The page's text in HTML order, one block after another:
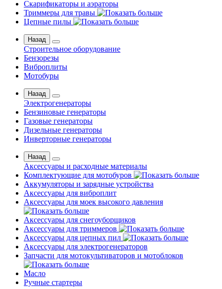
Скарификаторы и аэраторы
Триммеры для травы
Цепные пилы
Назад
Строительное оборудование
Бензорезы
Виброплиты
Мотобуры
Назад
Электрогенераторы
Бензиновые генераторы
Газовые генераторы
Дизельные генераторы
Инверторные генераторы
Назад
Аксессуары и расходные материалы
Комплектующие для мотобуров
Аккумуляторы и зарядные устройства
Аксессуары для виброплит
Аксессуары для моек высокого давления
Аксессуары для снегоуборщиков
Аксессуары для триммеров
Аксессуары для цепных пил
Аксессуары для электрогенераторов
Запчасти для мотокультиваторов и мотоблоков
Масло
Ручные стартеры